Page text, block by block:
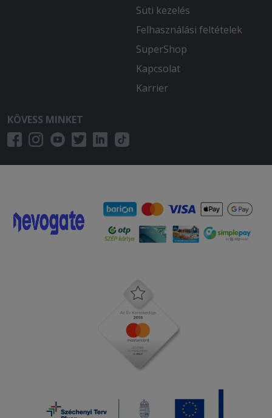
Süti kezelés
Felhasználási feltételek
SuperShop
Kapcsolat
Karrier
KÖVESS MINKET